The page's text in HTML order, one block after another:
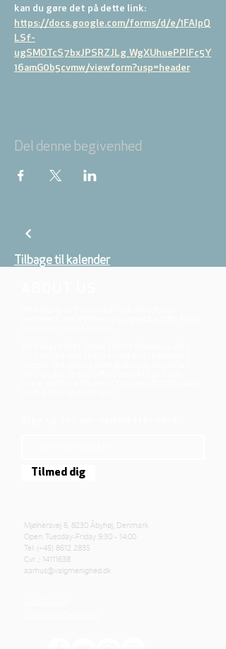
kan du gøre det på dette link:
https://docs.google.com/forms/d/e/1FAIpQ
LSf-
ugSMOTcS7bxJPSRZJLg_WgXUhuePPIFc5Y
16amG0b5cvmw/viewform?usp=header
Del denne begivenhed
Tilbage til kalender
Tilmed dig
Mjølnersvej 6, 8230 Åbyhøj, Denmark
Open: Tuesday-Friday 9:30 - 14:00
Tel: (+45) 8612 2835
Cvr .: 14111638
aarhus@valgmenighed.dk